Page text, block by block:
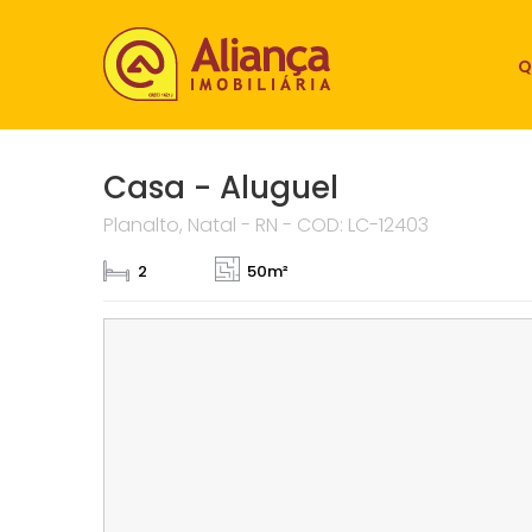
Casa - Aluguel
Planalto, Natal - RN - COD: LC-12403
2 50m²